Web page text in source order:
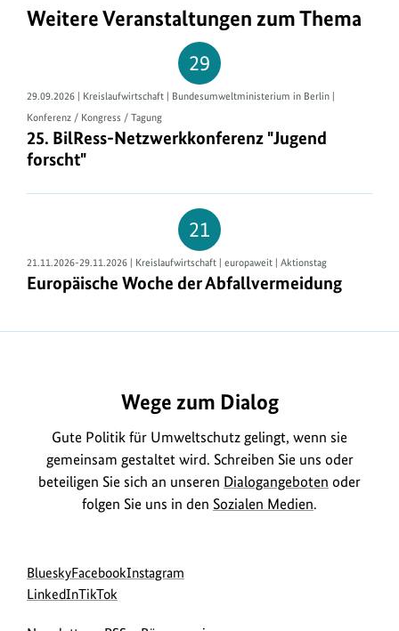
Weitere Veranstaltungen zum Thema
29
29.09.2026 | Kreislaufwirtschaft | Bundesumweltministerium in Berlin |
Konferenz / Kongress / Tagung
25. BilRess-Netzwerkkonferenz "Jugend forscht"
25. BilRess-Netzwerkkonferenz "Jugend
forscht"
21
21.11.2026-29.11.2026 | Kreislaufwirtschaft | europaweit | Aktionstag
Europäische Woche der Abfallvermeidung
Europäische Woche der Abfallvermeidung
Wege zum Dialog
Gute Politik für Umweltschutz gelingt, wenn sie
gemeinsam gestaltet wird. Schreiben Sie uns oder
beteiligen Sie sich an unseren Dialogangeboten oder
folgen Sie uns in den Sozialen Medien.
Social
Media
Blueskyzur
Bluesky-
Facebookzur
Instagram
LinkedInzur
zur
TikTok